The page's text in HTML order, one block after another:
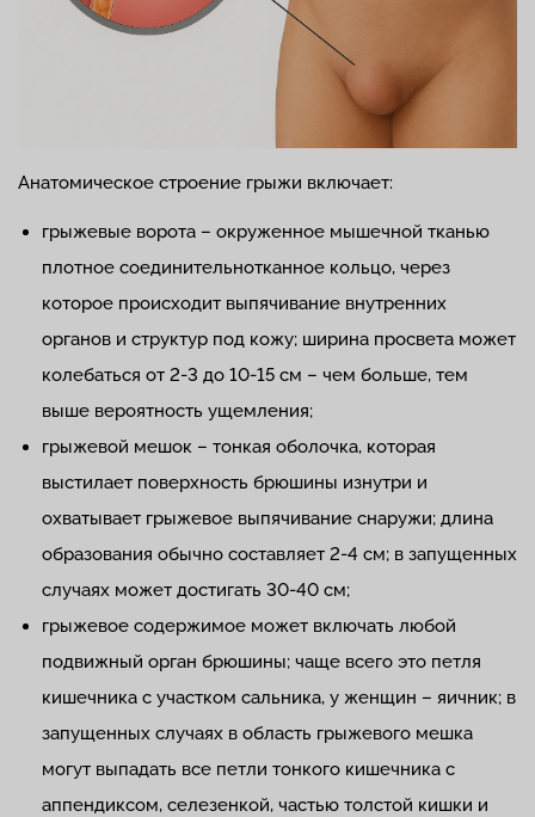
Анатомическое строение грыжи включает:
грыжевые ворота – окруженное мышечной тканью
плотное соединительнотканное кольцо, через
которое происходит выпячивание внутренних
органов и структур под кожу; ширина просвета может
колебаться от 2-3 до 10-15 см – чем больше, тем
выше вероятность ущемления;
грыжевой мешок – тонкая оболочка, которая
выстилает поверхность брюшины изнутри и
охватывает грыжевое выпячивание снаружи; длина
образования обычно составляет 2-4 см; в запущенных
случаях может достигать 30-40 см;
грыжевое содержимое может включать любой
подвижный орган брюшины; чаще всего это петля
кишечника с участком сальника, у женщин – яичник; в
запущенных случаях в область грыжевого мешка
могут выпадать все петли тонкого кишечника с
аппендиксом, селезенкой, частью толстой кишки и